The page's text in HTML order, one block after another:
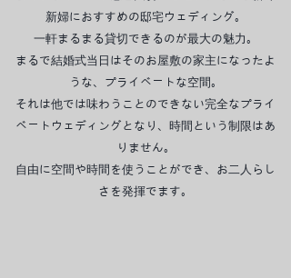
新婦におすすめの邸宅ウェディング。
一軒まるまる貸切できるのが最大の魅力。
まるで結婚式当日はそのお屋敷の家主になったよ
うな、プライベートな空間。
それは他では味わうことのできない完全なプライ
ベートウェディングとなり、時間という制限はあ
りません。
自由に空間や時間を使うことができ、お二人らし
さを発揮でます。